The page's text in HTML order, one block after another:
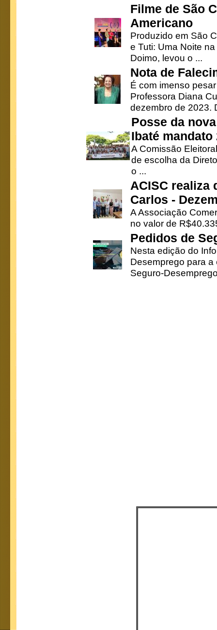
Filme de São
Americano
Produzido em São
e Tuti: Uma Noite
Doimo, levou o ...
Nota de
É com imenso
Professora Diana
dezembro de 2023.
Posse da
Ibaté mandato
A Comissão
de escolha da
o ...
ACISC realiza
Carlos -
A Associação
no valor de
Pedidos de
Nesta edição do
Desemprego para
Seguro-